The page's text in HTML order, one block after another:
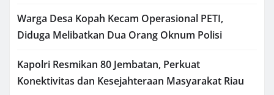
Warga Desa Kopah Kecam Operasional PETI,
Diduga Melibatkan Dua Orang Oknum Polisi
Kapolri Resmikan 80 Jembatan, Perkuat
Konektivitas dan Kesejahteraan Masyarakat Riau